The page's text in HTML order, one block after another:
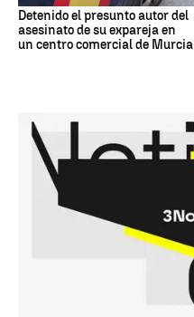
Detenido el presunto autor del
asesinato de su expareja en
un centro comercial de Murcia